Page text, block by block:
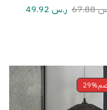
67.88 ر.س
29%